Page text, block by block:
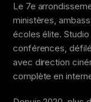
Le 7e
ministères,
écoles élite.
conférences,
avec direction
complète en